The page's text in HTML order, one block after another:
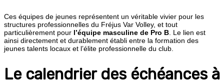
Ces équipes de jeunes représentent un véritable vivier pour les
structures professionnelles du Fréjus Var Volley, et tout
particulièrement pour l’équipe masculine de Pro B . Le lien est
ainsi directement et durablement établi entre la formation des
jeunes talents locaux et l’élite professionnelle du club.
Le calendrier des échéances à